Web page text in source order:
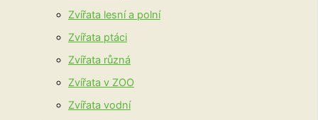
Zvířata lesní a polní
Zvířata ptáci
Zvířata různá
Zvířata v ZOO
Zvířata vodní